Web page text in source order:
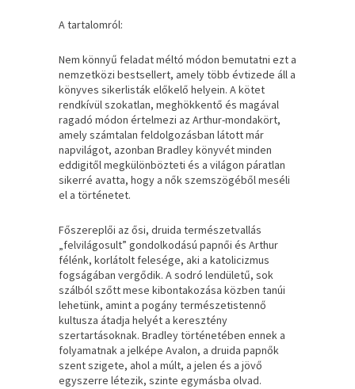
A tartalomról:
Nem ​könnyű feladat méltó módon bemutatni ezt a
nemzetközi bestsellert, amely több évtizede áll a
könyves sikerlisták előkelő helyein. A kötet
rendkívül szokatlan, meghökkentő és magával
ragadó módon értelmezi az Arthur-mondakört,
amely számtalan feldolgozásban látott már
napvilágot, azonban Bradley könyvét minden
eddigitől megkülönbözteti és a világon páratlan
sikerré avatta, hogy a nők szemszögéből meséli
el a történetet.
Főszereplői az ősi, druida természetvallás
„felvilágosult” gondolkodású papnői és Arthur
félénk, korlátolt felesége, aki a katolicizmus
fogságában vergődik. A sodró lendületű, sok
szálból szőtt mese kibontakozása közben tanúi
lehetünk, amint a pogány természetistennő
kultusza átadja helyét a keresztény
szertartásoknak. Bradley történetében ennek a
folyamatnak a jelképe Avalon, a druida papnők
szent szigete, ahol a múlt, a jelen és a jövő
egyszerre létezik, szinte egymásba olvad.